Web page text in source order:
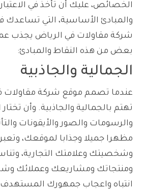
الخصائص، عليك أن تأخذ في
والمبادئ الأساسية، التي
شركة مقاولات في الرياض يجذب
بعض من هذه النقاط والمبادئ:
الجمالية والجاذبية
عندما تصمم موقع شركة مقاولات
تهتم بالجمالية والجاذبية. وأن
والرسومات والصور والأيقونات
مظهرا جميلا وجذابا لموقعك،
وشخصيتك وعلامتك التجارية،
ومنتجاتك ومشاريعك وعملائك
انتباه واعجاب جمهورك